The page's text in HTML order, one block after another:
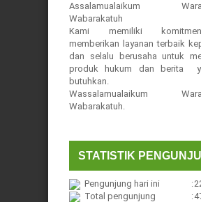
Assalamualaikum
Wabarakatuh
Kami memiliki
memberikan layanan terbaik
dan selalu berusaha untuk
produk hukum dan berita
butuhkan.
Wassalamualaikum
Wabarakatuh.
STATISTIK
Pengunjung hari ini :
Total pengunjung
: